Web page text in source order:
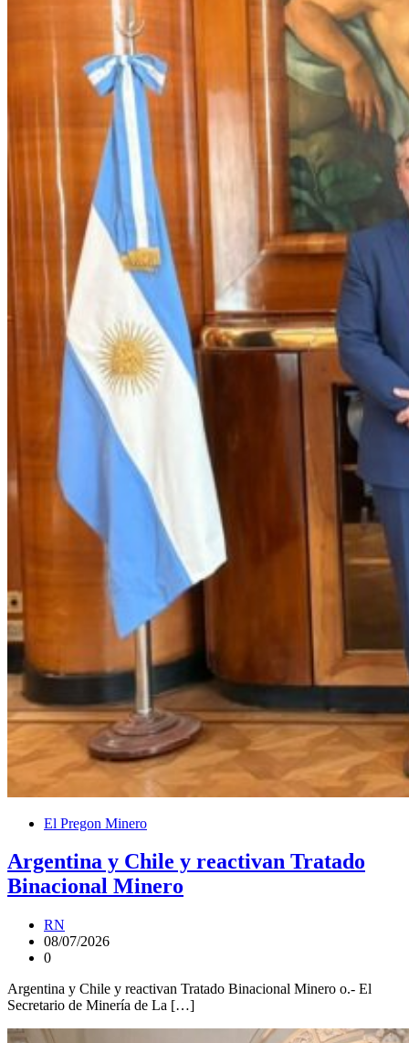
El Pregon Minero
Argentina y Chile y reactivan Tratado
Binacional Minero
RN
08/07/2026
0
Argentina y Chile y reactivan Tratado Binacional Minero o.- El
Secretario de Minería de La […]